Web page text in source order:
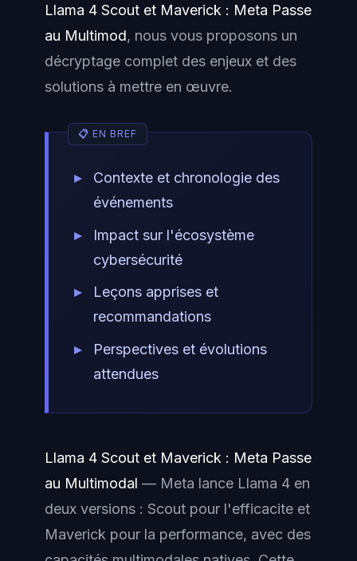
Llama 4 Scout et Maverick : Meta Passe
au Multimod, nous vous proposons un
décryptage complet des enjeux et des
solutions à mettre en œuvre.
Contexte et chronologie des
événements
Impact sur l'écosystème
cybersécurité
Leçons apprises et
recommandations
Perspectives et évolutions
attendues
Llama 4 Scout et Maverick : Meta Passe
au Multimodal — Meta lance Llama 4 en
deux versions : Scout pour l'efficacite et
Maverick pour la performance, avec des